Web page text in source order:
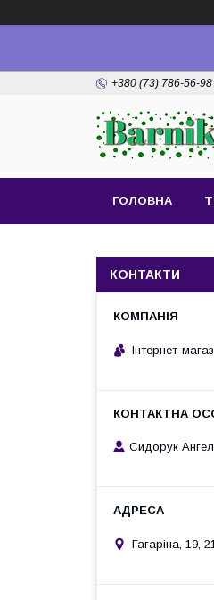
+380 (73) 786-56-98
ГОЛОВНА
КОНТАКТИ
Інтернет-
Сидорук
Гагаріна, 19,